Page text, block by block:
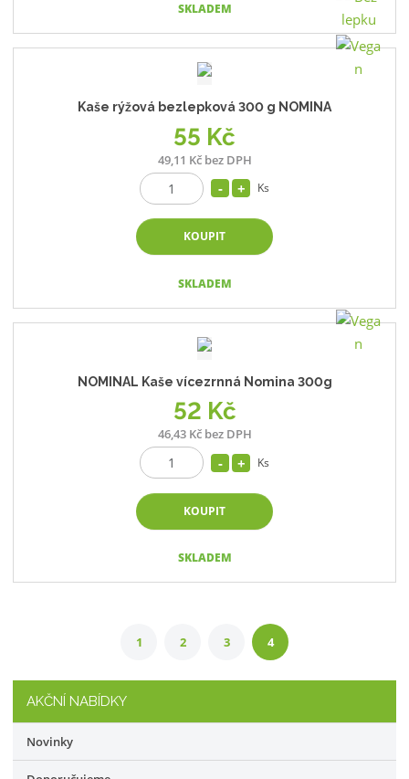
SKLADEM
Kaše rýžová bezlepková 300 g NOMINA
55 Kč
49,11 Kč bez DPH
Ks
KOUPIT
SKLADEM
NOMINAL Kaše vícezrnná Nomina 300g
52 Kč
46,43 Kč bez DPH
Ks
KOUPIT
SKLADEM
1 2 3 4
AKČNÍ NABÍDKY
Novinky